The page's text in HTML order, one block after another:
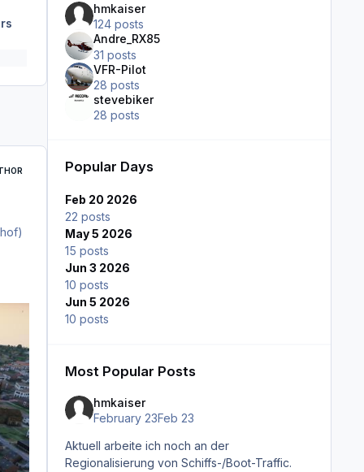
hmkaiser
124 posts
Andre_RX85
31 posts
VFR-Pilot
28 posts
stevebiker
28 posts
Popular Days
Feb 20 2026
22 posts
May 5 2026
15 posts
Jun 3 2026
10 posts
Jun 5 2026
10 posts
Most Popular Posts
hmkaiser
February 23Feb 23
Aktuell arbeite ich noch an der
Regionalisierung von Schiffs-/Boot-Traffic.